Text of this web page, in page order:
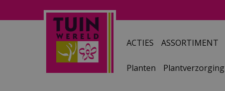
ACTIES ASSORTIMENT
Planten Plantverzorging